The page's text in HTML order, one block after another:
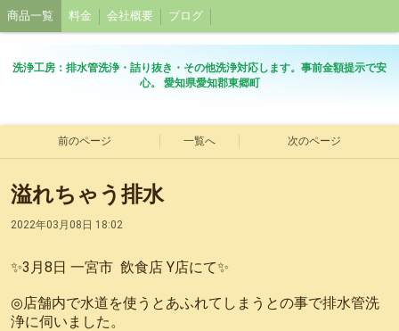
商品一覧 料金 会社概要 ブログ
洗浄工房：排水管洗浄・詰り抜き・その他洗浄対応します。事前金額提示で安
心。 愛知県愛知郡東郷町
前のページ 一覧へ 次のページ
溢れちゃう排水
2022年03月08日 18:02
✨3月8日 一宮市 飲食店 Y店にて✨
◎店舗内で水道を使うとあふれてしまうとの事で排水管洗
浄に伺いました。